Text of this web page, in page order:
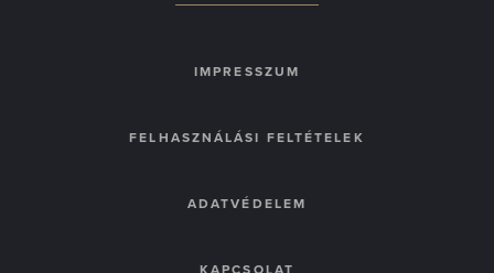
IMPRESSZUM
FELHASZNÁLÁSI FELTÉTELEK
ADATVÉDELEM
KAPCSOLAT